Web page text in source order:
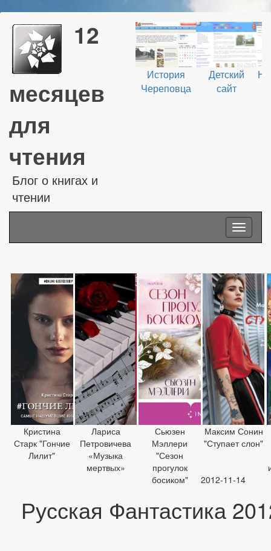
12
месяцев
для
чтения
Блог о книгах и
чтении
История
Череповца
Детский
сайт
Toggle
Кристина
Старк "Гончие
Лилит"
Лариса
Петровичева
«Музыка
мертвых»
Сьюзен
Мэллери
"Сезон
прогулок
босиком"
Максим Сонин
"Ступает слон"
2012-11-14
Русская Фантастика